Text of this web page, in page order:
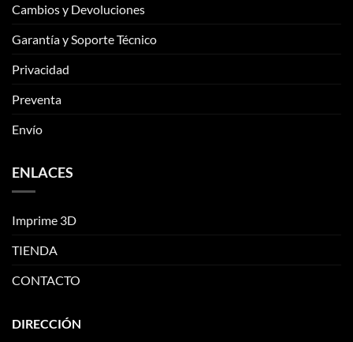
Cambios y Devoluciones
Garantía y Soporte Técnico
Privacidad
Preventa
Envío
ENLACES
Imprime 3D
TIENDA
CONTACTO
DIRECCIÓN